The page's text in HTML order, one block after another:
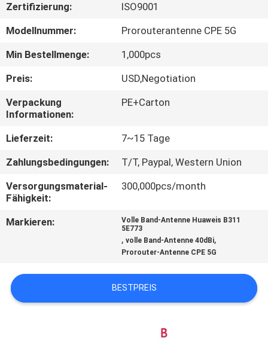
FABRIK-
AUSFLUG
QUALITÄTSKONTROLLE
TRETEN
SIE
MIT
IN
VERBINDUNG
FÄLLE
Zertifizierung:
ISO9001
Modellnummer:
Prorouterantenne CPE 5G
Min Bestellmenge:
1,000pcs
Preis:
USD,Negotiation
Verpackung
Informationen:
PE+Carton
Lieferzeit:
7~15 Tage
Zahlungsbedingungen:
T/T, Paypal, Western Union
Versorgungsmaterial-
Fähigkeit:
300,000pcs/month
Markieren:
Volle Band-Antenne Huaweis B311
5E773
,volle Band-Antenne 40dBi,
Prorouter-Antenne CPE 5G
BESTPREIS